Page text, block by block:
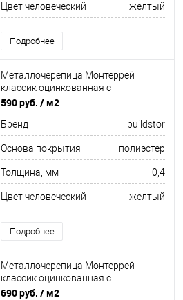
Цвет человеческий желтый
Подробнее
Металлочерепица Монтеррей
классик оцинкованная с
полимерным покрытием
590 руб. / м2
Бренд buildstor
Основа покрытия полиэстер
Толщина, мм 0,4
Цвет человеческий желтый
Подробнее
Металлочерепица Монтеррей
классик оцинкованная с
полимерным покрытием
690 руб. / м2